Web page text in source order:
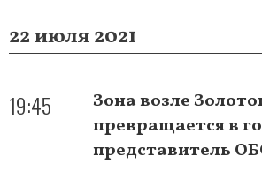
22 июля 2021
19:45
Зона возле
превращается в
представитель